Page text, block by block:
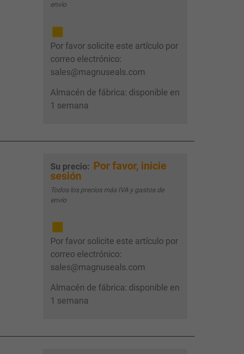
envío
Por favor solicite este artículo por
correo electrónico:
sales@magnuseals.com
Almacén de fábrica: disponible en
1 semana
Su precio: Por favor, inicie
sesión
Todos los precios más IVA y gastos de
envío
Por favor solicite este artículo por
correo electrónico:
sales@magnuseals.com
Almacén de fábrica: disponible en
1 semana